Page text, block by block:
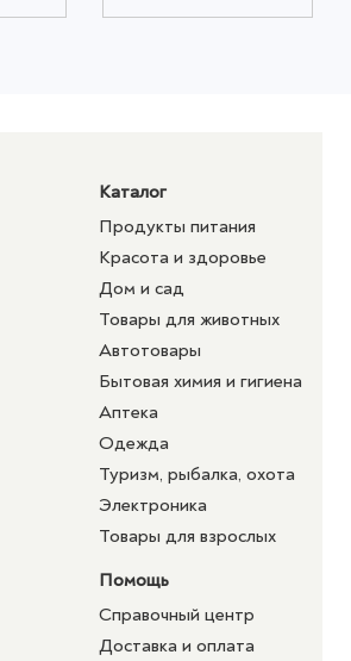
Каталог
Продукты питания
Красота и здоровье
Дом и сад
Товары для животных
Автотовары
Бытовая химия и гигиена
Аптека
Одежда
Туризм, рыбалка, охота
Электроника
Товары для взрослых
Помощь
Справочный центр
Доставка и оплата